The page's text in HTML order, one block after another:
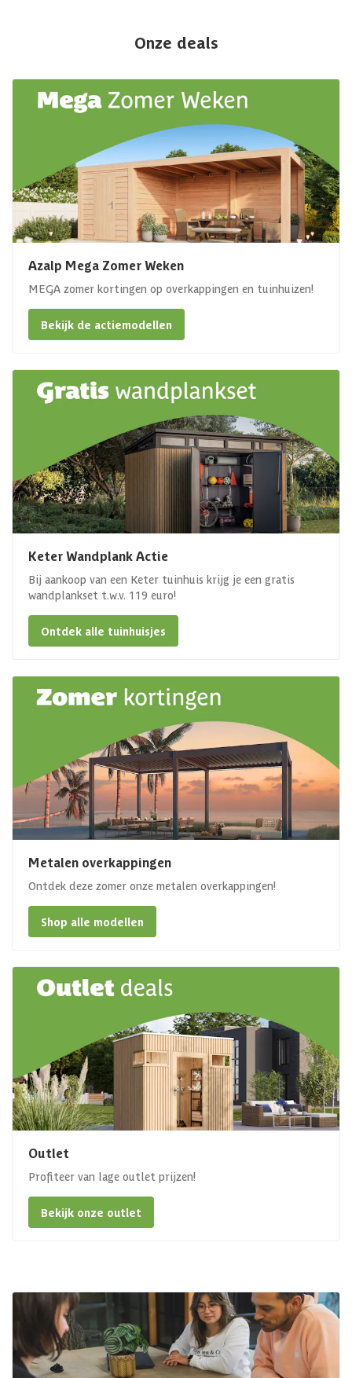
Onze deals
Azalp Mega Zomer Weken
MEGA zomer kortingen op overkappingen en tuinhuizen!
Bekijk de actiemodellen
Keter Wandplank Actie
Bij aankoop van een Keter tuinhuis krijg je een gratis
wandplankset t.w.v. 119 euro!
Ontdek alle tuinhuisjes
Metalen overkappingen
Ontdek deze zomer onze metalen overkappingen!
Shop alle modellen
Outlet
Profiteer van lage outlet prijzen!
Bekijk onze outlet